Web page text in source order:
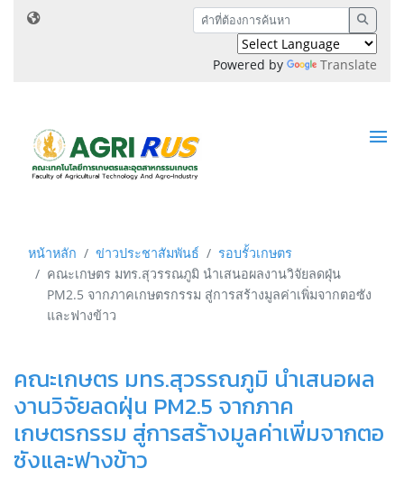
Powered by Translate
หน้าหลัก ข่าวประชาสัมพันธ์
รอบรั้วเกษตร
คณะเกษตร มทร.สุวรรณภูมิ นำเสนอผลงานวิจัยลดฝุ่น
PM2.5 จากภาคเกษตรกรรม สู่การสร้างมูลค่าเพิ่มจากตอซัง
และฟางข้าว
คณะเกษตร มทร.สุวรรณภูมิ นำเสนอผล
งานวิจัยลดฝุ่น PM2.5 จากภาค
เกษตรกรรม สู่การสร้างมูลค่าเพิ่มจากตอ
ซังและฟางข้าว